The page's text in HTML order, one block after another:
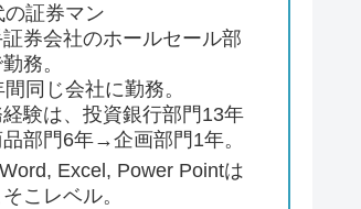
の証券マン
券会社のホールセール部
務。
間同じ会社に勤務。
験は、投資銀行部門13年
部門6年→企画部門1年。
Excel, Power Pointは
こレベル。